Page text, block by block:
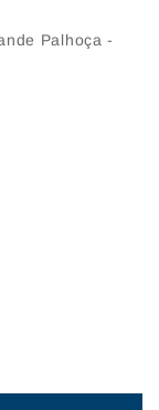
Palhoça -